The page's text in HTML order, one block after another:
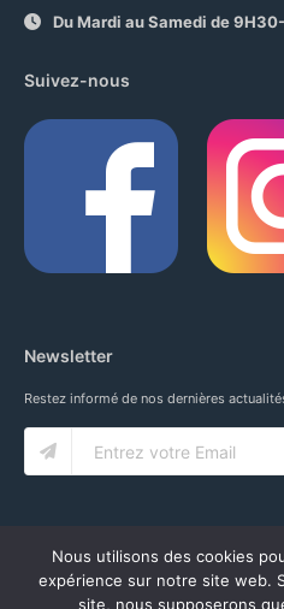
Du Mardi au Samedi de
Suivez-nous
Newsletter
Restez informé de nos dernières
Nous utilisons des cookies
expérience sur notre site web.
site, nous supposerons